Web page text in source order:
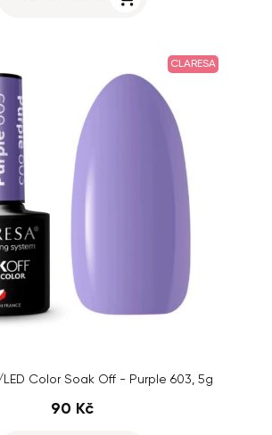
CLARESA
Color Soak Off - Purple 603, 5g
90 Kč